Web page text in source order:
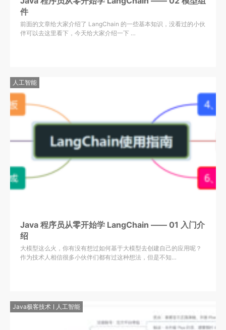
件
前面的文章给大家介绍了 LangChain 的一些基本知识，没看过的小伙
伴可以去这里看下，今天给大家介绍一下 …
人工智能
Java 程序员从零开始学 LangChain —— 01 入门介
绍
大模型这么火，你有没有想过如何基于大模型去创建自己的应用呢？
作为技术人相信很多小伙伴们都有过这种想法，但是不知…
Java极客技术 人工智能